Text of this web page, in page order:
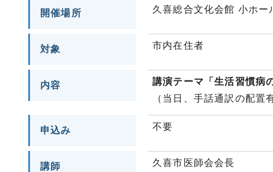
開催場所 久喜総合文化会館 小ホー
対象 市内在住者
内容
講演テーマ「生活習慣病
（当日、手話通訳の配置
申込み 不要
講師
久喜市医師会会長